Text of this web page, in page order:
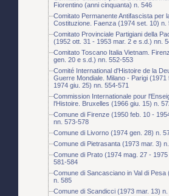
Fiorentino (anni cinquanta) n. 546
Comitato Permanente Antifascista per
Costituzione. Faenza (1974 set. 10) n.
Comitato Provinciale Partigiani della
(1952 ott. 31 - 1953 mar. 2 e s.d.) nn.
Comitato Toscano Italia Vietnam.
gen. 20 e s.d.) nn. 552-553
Comité International d'Histoire de la
Guerre Mondiale. Milano - Parigi (1971
1974 giu. 25) nn. 554-571
Commission Internationale pour
l'Histoire. Bruxelles (1966 giu. 15) n.
Comune di Firenze (1950 feb. 10 -
nn. 573-578
Comune di Livorno (1974 gen. 28) n.
Comune di Pietrasanta (1973 mar. 3)
Comune di Prato (1974 mag. 27 - 1975
581-584
Comune di Sancasciano in Val di Pesa
n. 585
Comune di Scandicci (1973 mar. 13) n.